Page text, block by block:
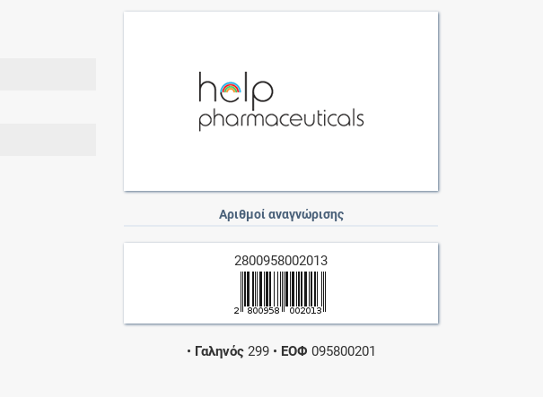
Αριθμοί αναγνώρισης
2800958002013
• Γαληνός299 • ΕΟΦ 095800201